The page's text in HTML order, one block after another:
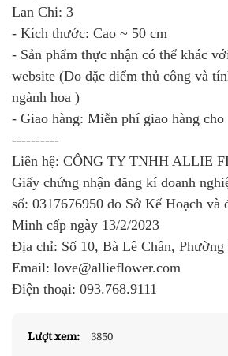
Lan Chi: 3
- Kích thước: Cao ~ 50 cm
- Sản phẩm thực nhận có thể khác
website (Do đặc điểm thủ công và
ngành hoa )
- Giao hàng: Miễn phí giao hàng
----------
Liên hệ: CÔNG TY TNHH ALLIE
Giấy chứng nhận đăng kí doanh
số: 0317676950 do Sở Kế Hoạch và
Minh cấp ngày 13/2/2023
Địa chỉ: Số 10, Bà Lê Chân,
Email: love@allieflower.com
Điện thoại: 093.768.9111
Lượt xem:
3850